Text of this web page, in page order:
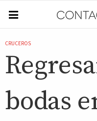
CRUCEROS
bodas